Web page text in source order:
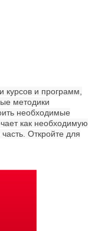
курсов и программ,
методики
необходимые
как необходимую
Откройте для